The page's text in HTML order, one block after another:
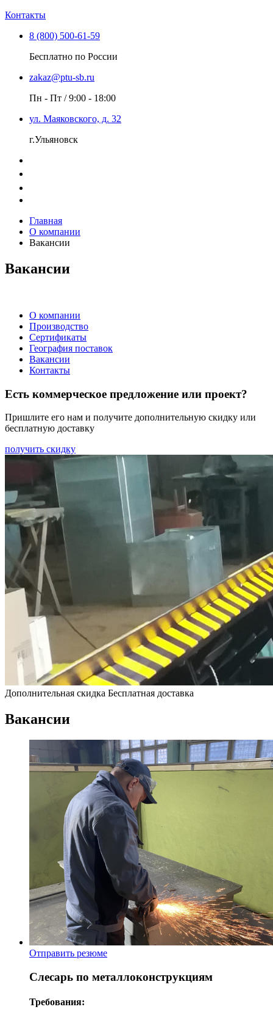
Контакты
8 (800) 500-61-59
Бесплатно по России
zakaz@ptu-sb.ru
Пн - Пт / 9:00 - 18:00
ул. Маяковского, д. 32
г.Ульяновск
Главная
О компании
Вакансии
Вакансии
О компании
Производство
Сертификаты
География поставок
Вакансии
Контакты
Есть коммерческое предложение или проект?
Пришлите его нам и получите дополнительную скидку или
бесплатную доставку
получить скидку
Дополнительная скидка Бесплатная доставка
Вакансии
Отправить резюме
Слесарь по металлоконструкциям
Требования: